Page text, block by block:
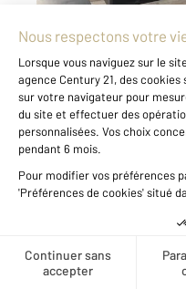
ANNONAY - PLACE
MEUBLE
situé au 2ème
meublée et équipée
chambre et une
chauffage est
Voir